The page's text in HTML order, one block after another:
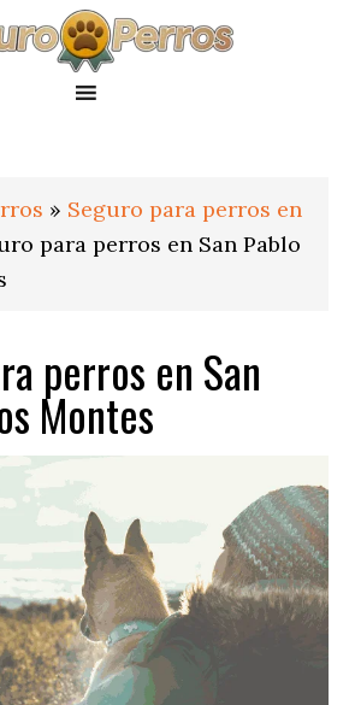
» Seguro para perros en
para perros en San Pablo
perros en San
Montes